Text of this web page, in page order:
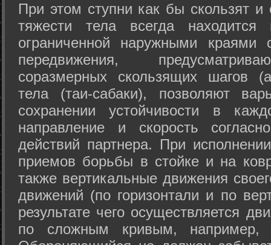
При этом ступни как бы скользят
тяжести тела всегда
ограниченной наружными краями
передвижения,
соразмерных скользящих шагов
тела (таи-сабаки), позволяют
сохранении устойчивости в
направление и скорость
действий партнера. При
приемов борьбы в стойке и на
также вертикальные движения
движений (по горизонтали и по
результате чего осуществляется
по сложным кривым, например,